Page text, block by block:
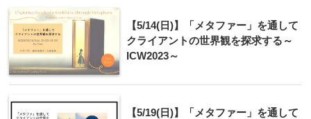
【5/14(日)】「メタファー」を通して
クライアントの世界観を探求する～
ICW2023～
【5/19(日)】「メタファー」を通して